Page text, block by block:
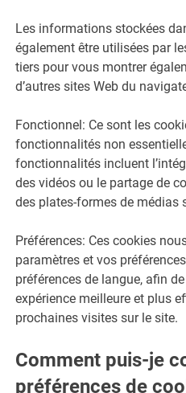
Les informations stockées
également être utilisées par
tiers pour vous montrer
d’autres sites Web du
Fonctionnel: Ce sont les
fonctionnalités non
fonctionnalités incluent
des vidéos ou le partage de
des plates-formes de médias
Préférences: Ces cookies
paramètres et vos
préférences de langue, afin
expérience meilleure et plus
prochaines visites sur le site.
Comment puis-je
préférences de